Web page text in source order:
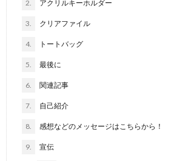
2. アクリルキーホルダー
3. クリアファイル
4. トートバッグ
5. 最後に
6. 関連記事
7. 自己紹介
8. 感想などのメッセージはこちらから！
9. 宣伝